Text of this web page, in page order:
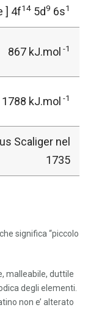
] 4f14 5d9 6s1
867 kJ.mol -1
1788 kJ.mol -1
Scaliger nel
1735
significa “piccolo
malleabile, duttile
degli elementi.
non e’ alterato